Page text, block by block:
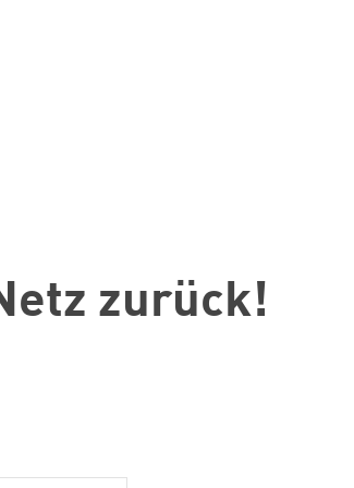
zurück!